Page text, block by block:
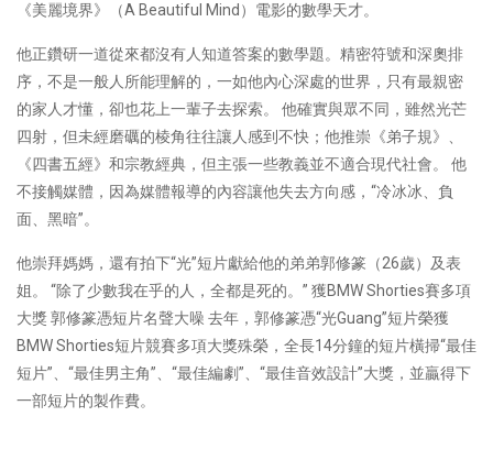
《美麗境界》（A Beautiful Mind）電影的數學天才。
他正鑽研一道從來都沒有人知道答案的數學題。精密符號和深奧排
序，不是一般人所能理解的，一如他內心深處的世界，只有最親密
的家人才懂，卻也花上一輩子去探索。 他確實與眾不同，雖然光芒
四射，但未經磨礪的棱角往往讓人感到不快；他推崇《弟子規》、
《四書五經》和宗教經典，但主張一些教義並不適合現代社會。 他
不接觸媒體，因為媒體報導的內容讓他失去方向感，“冷冰冰、負
面、黑暗”。
他崇拜媽媽，還有拍下“光”短片獻給他的弟弟郭修篆（26歲）及表
姐。 “除了少數我在乎的人，全都是死的。” 獲BMW Shorties賽多項
大獎 郭修篆憑短片名聲大噪 去年，郭修篆憑“光Guang”短片榮獲
BMW Shorties短片競賽多項大獎殊榮，全長14分鐘的短片橫掃“最佳
短片”、“最佳男主角”、“最佳編劇”、“最佳音效設計”大獎，並贏得下
一部短片的製作費。